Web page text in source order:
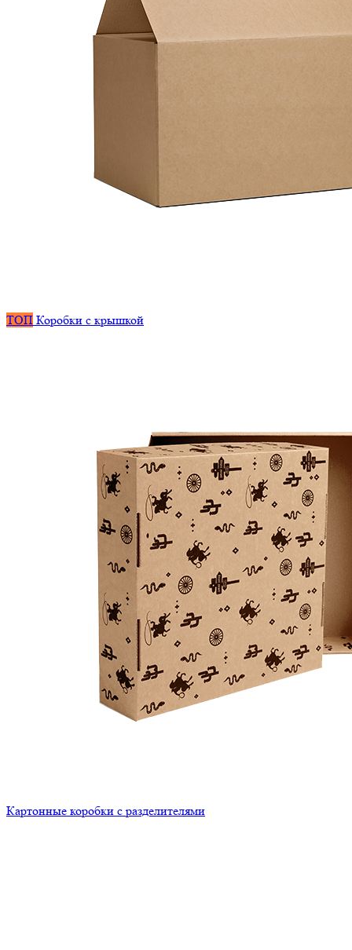
ТОП Коробки с крышкой
Картонные коробки с разделителями